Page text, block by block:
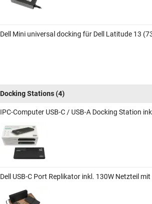
Dell Mini universal docking für Dell Latitude 13
Docking Stations(4)
IPC-Computer USB-C / USB-A Docking Station
Dell USB-C Port Replikator inkl. 130W Netzteil